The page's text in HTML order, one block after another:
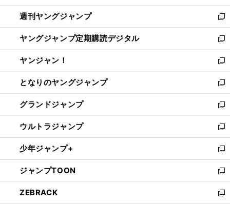
開
く
ウ
で
開
く
ン
ド
ウ
で
開
く
ウ
ィ
ン
ド
ウ
で
開
く
週刊ヤングジャンプ
新
し
い
ウ
ィ
ン
ド
ウ
で
開
く
ヤングジャンプ定期購読デジタル
新
し
い
ウ
ィ
ン
ド
ウ
で
開
く
ヤンジャン！
新
し
い
ウ
ィ
ン
ド
ウ
で
開
く
となりのヤングジャンプ
新
し
い
ウ
ィ
ン
ド
ウ
で
開
く
グランドジャンプ
新
し
い
ウ
ィ
ン
ド
ウ
で
ウルトラジャンプ
新
し
い
ウ
ィ
ン
ド
少年ジャンプ+
新
し
い
ウ
ィ
ジャンプTOON
新
し
い
ZEBRACK
新